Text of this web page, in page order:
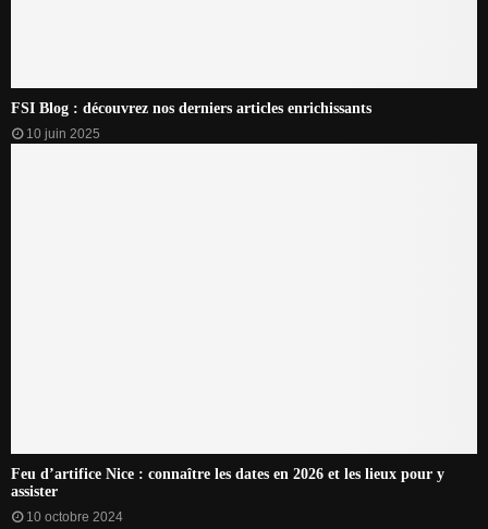
FSI Blog : découvrez nos derniers articles enrichissants
10 juin 2025
Feu d’artifice Nice : connaître les dates en 2026 et les lieux pour y
assister
10 octobre 2024